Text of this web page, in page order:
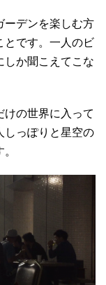
ーデンを楽しむ方
とです。一人のビ
しか聞こえてこな
けの世界に入って
しっぽりと星空の